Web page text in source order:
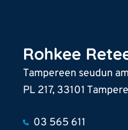
Rohkee
Tampereen seudun
PL 217, 33101 Tampere
03 565 611